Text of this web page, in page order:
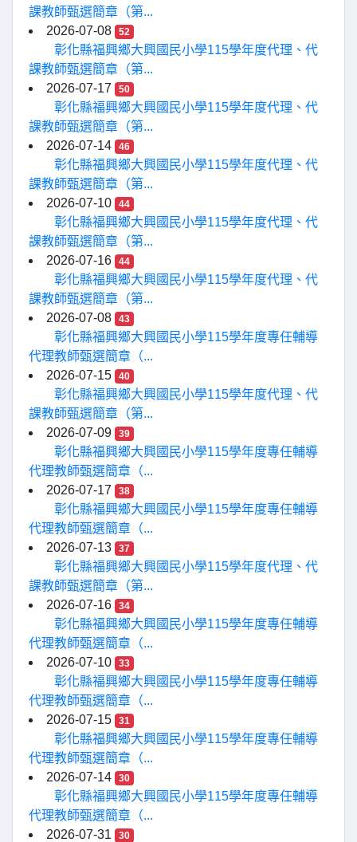
課教師甄選簡章（第...
2026-07-08
52
彰化縣福興鄉大興國民小學115學年度代理、代
課教師甄選簡章（第...
2026-07-17
50
彰化縣福興鄉大興國民小學115學年度代理、代
課教師甄選簡章（第...
2026-07-14
46
彰化縣福興鄉大興國民小學115學年度代理、代
課教師甄選簡章（第...
2026-07-10
44
彰化縣福興鄉大興國民小學115學年度代理、代
課教師甄選簡章（第...
2026-07-16
44
彰化縣福興鄉大興國民小學115學年度代理、代
課教師甄選簡章（第...
2026-07-08
43
彰化縣福興鄉大興國民小學115學年度專任輔導
代理教師甄選簡章（...
2026-07-15
40
彰化縣福興鄉大興國民小學115學年度代理、代
課教師甄選簡章（第...
2026-07-09
39
彰化縣福興鄉大興國民小學115學年度專任輔導
代理教師甄選簡章（...
2026-07-17
38
彰化縣福興鄉大興國民小學115學年度專任輔導
代理教師甄選簡章（...
2026-07-13
37
彰化縣福興鄉大興國民小學115學年度代理、代
課教師甄選簡章（第...
2026-07-16
34
彰化縣福興鄉大興國民小學115學年度專任輔導
代理教師甄選簡章（...
2026-07-10
33
彰化縣福興鄉大興國民小學115學年度專任輔導
代理教師甄選簡章（...
2026-07-15
31
彰化縣福興鄉大興國民小學115學年度專任輔導
代理教師甄選簡章（...
2026-07-14
30
彰化縣福興鄉大興國民小學115學年度專任輔導
代理教師甄選簡章（...
2026-07-31
30